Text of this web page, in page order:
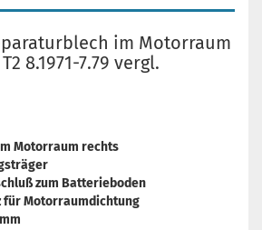
im Motorraum
8.1971-7.79 vergl.
Motorraum rechts
zum Batterieboden
für Motorraumdichtung